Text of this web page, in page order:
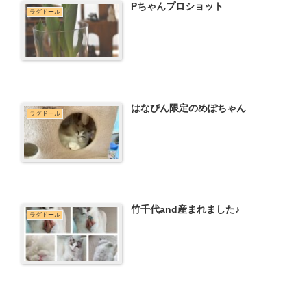
ラグドール Pちゃんプロショット
ラグドール はなぴん限定のめぽちゃん
ラグドール 竹千代and産まれました♪